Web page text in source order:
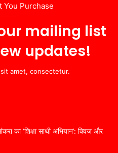
You Purchase
mailing list
updates!
amet, consectetur.
का ‘शिक्षा साथी अभियान’: क्विज और